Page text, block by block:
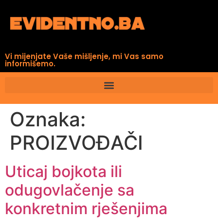
Vi mijenjate Vaše mišljenje, mi Vas samo
informišemo.
Oznaka:
PROIZVOĐAČI
Uticaj bojkota ili
odugovlačenje sa
konkretnim rješenjima